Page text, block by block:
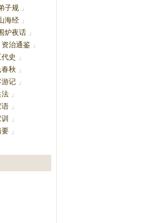
子规
」
海经 」
炉夜话 」
资治通鉴 」
代史
」
春秋
」
游记 」
法 」
语 」
」
要 」